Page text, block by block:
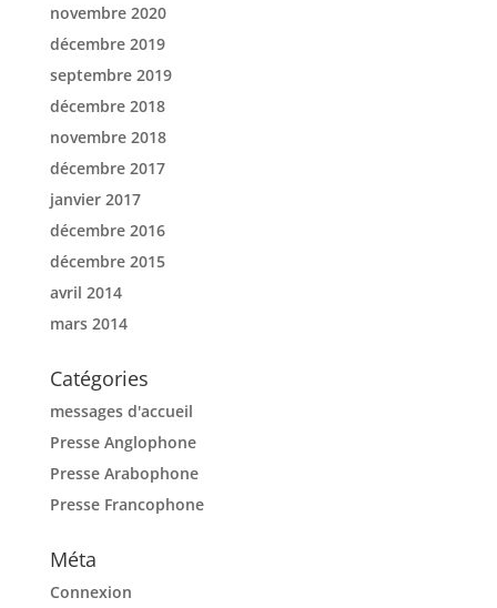
novembre 2020
décembre 2019
septembre 2019
décembre 2018
novembre 2018
décembre 2017
janvier 2017
décembre 2016
décembre 2015
avril 2014
mars 2014
Catégories
messages d'accueil
Presse Anglophone
Presse Arabophone
Presse Francophone
Méta
Connexion